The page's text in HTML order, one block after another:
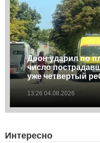
Дрон ударил по
число
уже четвертый
13:26 04.08.2026
Интересно